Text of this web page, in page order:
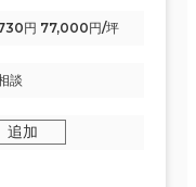
円 77,000円/坪
談
追加